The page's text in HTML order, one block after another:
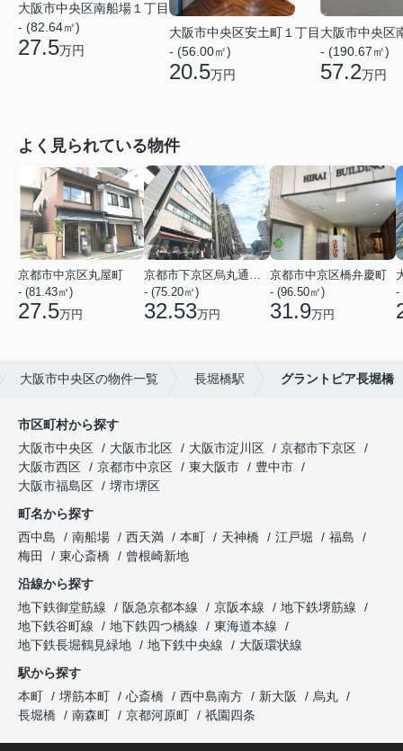
大阪市中央区南船場１丁目
- (82.64㎡)
27.5万円
大阪市中央区安土町１丁目
- (56.00㎡)
20.5万円
大阪市中央区
- (190.67㎡)
57.2万円
よく見られている物件
京都市中京区丸屋町
- (81.43㎡)
27.5万円
- (75.20㎡)
32.53万円
京都市中京区橋弁慶町
- (96.50㎡)
31.9万円
-
大阪市中央区の物件一覧 長堀橋駅 グラントピア長堀橋
市区町村から探す
大阪市中央区
大阪市北区 大阪市淀川区
京都市下京区
大阪市西区
京都市中京区 東大阪市
豊中市
大阪市福島区
堺市堺区
町名から探す
西中島
南船場 西天満 本町 天神橋 江戸堀
福島
梅田
東心斎橋
曾根崎新地
沿線から探す
地下鉄御堂筋線
阪急京都本線 京阪本線
地下鉄堺筋線
地下鉄谷町線
地下鉄四つ橋線
東海道本線
地下鉄長堀鶴見緑地
地下鉄中央線
大阪環状線
駅から探す
本町
堺筋本町 心斎橋 西中島南方 新大阪
烏丸
長堀橋
南森町 京都河原町 祇園四条